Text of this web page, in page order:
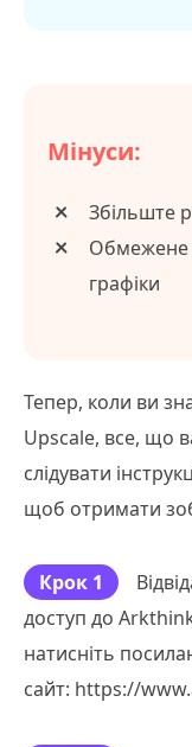
Мінуси:
Збільште
Обмежене
графіки
Тепер, коли ви
Upscale, все, що
слідувати
щоб отримати
Крок 1
доступ до
натисніть
сайт: https://